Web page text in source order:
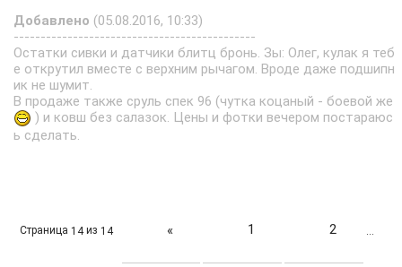
Добавлено (05.08.2016, 10:33)
---------------------------------------------
Остатки сивки и датчики блитц бронь. Зы: Олег, кулак я теб
е открутил вместе с верхним рычагом. Вроде даже подшипн
ик не шумит.
В продаже также сруль спек 96 (чутка коцаный - боевой же
) и ковш без салазок. Цены и фотки вечером постараюс
ь сделать.
Страница 14из 14 « 1 2 …